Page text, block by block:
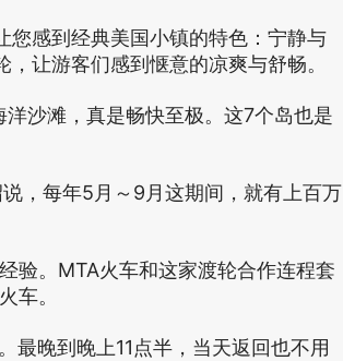
您感到经典美国小镇的特色：宁静与
让游客们感到惬意的凉爽与舒畅。
洋沙滩，真是畅快至极。这7个岛也是
，每年5 月～ 9 月这期间，就有上百万
验。 MTA火车和这家渡轮合作连程套
车。
最晚到晚上11 点半，当天返回也不用